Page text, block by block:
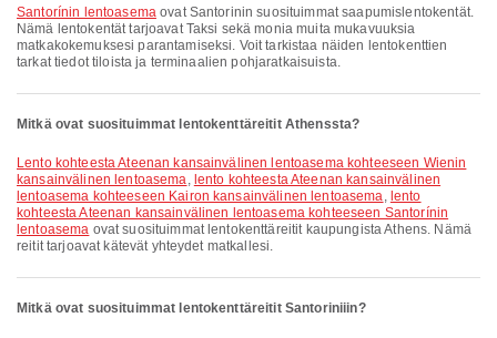
Santorínin lentoasemaovat Santorinin suosituimmat saapumislentokentät.
Nämä lentokentät tarjoavat Taksi sekä monia muita mukavuuksia
matkakokemuksesi parantamiseksi. Voit tarkistaa näiden lentokenttien
tarkat tiedot tiloista ja terminaalien pohjaratkaisuista.
Mitkä ovat suosituimmat lentokenttäreitit Athenssta?
lento kohteesta Ateenan kansainvälinen lentoasema kohteeseen Wienin
kansainvälinen lentoasema, lento kohteesta Ateenan kansainvälinen
lentoasema kohteeseen Kairon kansainvälinen lentoasema, lento
kohteesta Ateenan kansainvälinen lentoasema kohteeseen Santorínin
lentoasema ovat suosituimmat lentokenttäreitit kaupungista Athens. Nämä
reitit tarjoavat kätevät yhteydet matkallesi.
Mitkä ovat suosituimmat lentokenttäreitit Santoriniiin?